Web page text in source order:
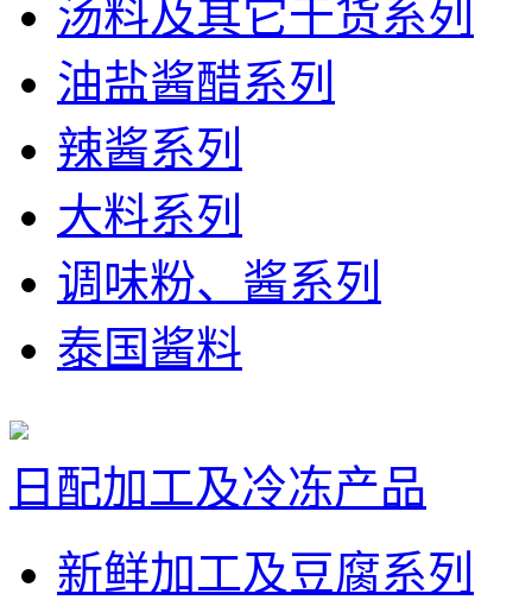
汤料及其它干货系列
油盐酱醋系列
辣酱系列
大料系列
调味粉、酱系列
泰国酱料
日配加工及冷冻产品
新鲜加工及豆腐系列